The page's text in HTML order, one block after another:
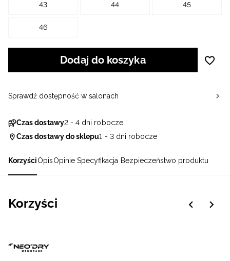
KorzyściOpisOpinie Specyfikacja Bezpieczeństwo produktu
Korzyści
43 44 45
46
Dodaj do koszyka
Czas dostawy2 - 4 dni robocze
Czas dostawy do sklepu1 - 3 dni robocze
Sprawdź dostępność w salonach